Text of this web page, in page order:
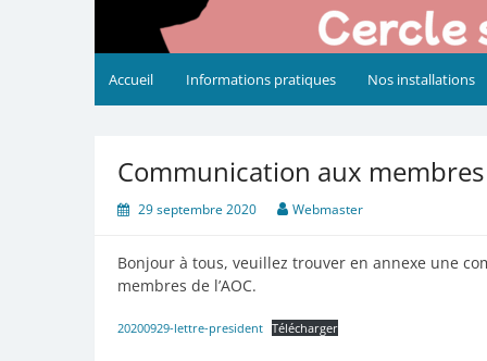
Accueil Informations pratiques Nos installations
Communication aux membres
29 septembre 2020 Webmaster
Bonjour à tous, veuillez trouver en annexe une
membres de l’AOC.
20200929-lettre-president Télécharger